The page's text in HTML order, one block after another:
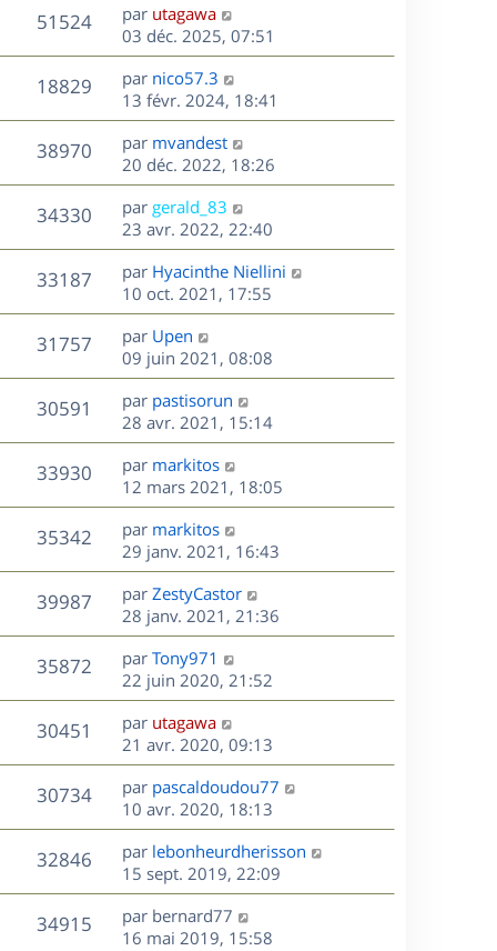
51524V
u
s
D
e
r
n
i
e
r
m
e
s
s
a
g
e
par utagawa
03 déc. 2025, 07:51
18829V
u
s
D
e
r
n
i
e
r
m
e
s
s
a
g
e
par nico57.3
13 févr. 2024, 18:41
38970V
u
s
D
e
r
n
i
e
r
m
e
s
s
a
g
e
par mvandest
20 déc. 2022, 18:26
34330V
u
s
D
e
r
n
i
e
r
m
e
s
s
a
g
e
par gerald_83
23 avr. 2022, 22:40
33187V
u
D
e
r
n
i
e
r
m
e
s
s
a
g
e
par Hyacinthe Niellini
10 oct. 2021, 17:55
31757V
u
s
D
e
r
n
i
e
r
m
e
s
s
a
g
e
par Upen
09 juin 2021, 08:08
30591
u
s
D
e
r
n
i
e
r
m
e
s
s
a
g
e
par pastisorun
28 avr. 2021, 15:14
33930V
u
e
s
D
e
r
n
i
e
r
m
e
s
s
a
g
e
par markitos
12 mars 2021, 18:05
35342V
u
s
D
e
r
n
i
e
r
m
e
s
s
a
g
e
par markitos
29 janv. 2021, 16:43
39987V
u
e
D
e
r
n
i
e
r
m
e
s
s
a
g
e
par ZestyCastor
28 janv. 2021, 21:36
35872V
u
D
e
r
n
i
e
r
m
e
s
s
a
g
e
par Tony971
22 juin 2020, 21:52
30451
u
D
e
r
n
i
e
r
m
e
s
s
par utagawa
21 avr. 2020, 09:13
30734V
u
e
D
e
r
n
i
e
r
m
par pascaldoudou77
10 avr. 2020, 18:13
32846V
u
D
e
r
n
i
par lebonheurdherisson
15 sept. 2019, 22:09
34915V
D
e
par bernard77
16 mai 2019, 15:58